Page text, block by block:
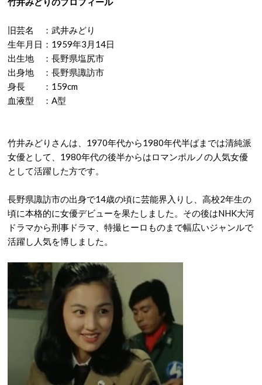
旧芸名 ：武井みどり
生年月日：1959年3月14日
出生地 ：長野県塩尻市
出身地 ：長野県諏訪市
身長 ：159cm
血液型 ：A型
竹井みどりさんは、1970年代から1980年代半ばまでは清純派
女優として、1980年代の後半からはロマンポルノの人気女優
として活躍した方です。
長野県諏訪市の出身で14歳の頃に芸能界入りし、高校2年生の
頃に本格的に女優デビューを果たしました。その後はNHK大河
ドラマから刑事ドラマ、特撮ヒーロものまで幅広いジャンルで
活躍し人気を博しました。